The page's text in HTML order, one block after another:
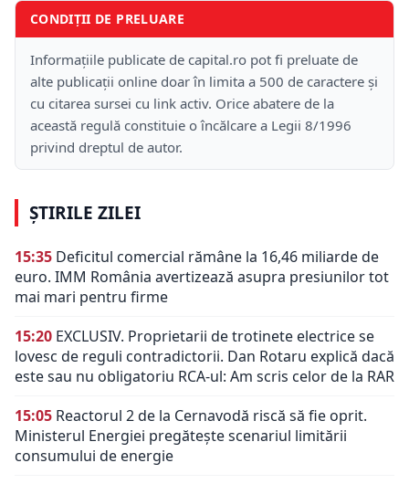
CONDIȚII DE PRELUARE
Informațiile publicate de capital.ro pot fi preluate de
alte publicații online doar în limita a 500 de caractere și
cu citarea sursei cu link activ. Orice abatere de la
această regulă constituie o încălcare a Legii 8/1996
privind dreptul de autor.
ȘTIRILE ZILEI
15:35 Deficitul comercial rămâne la 16,46 miliarde de
euro. IMM România avertizează asupra presiunilor tot
mai mari pentru firme
15:20 EXCLUSIV. Proprietarii de trotinete electrice se
lovesc de reguli contradictorii. Dan Rotaru explică dacă
este sau nu obligatoriu RCA-ul: Am scris celor de la RAR
15:05 Reactorul 2 de la Cernavodă riscă să fie oprit.
Ministerul Energiei pregătește scenariul limitării
consumului de energie